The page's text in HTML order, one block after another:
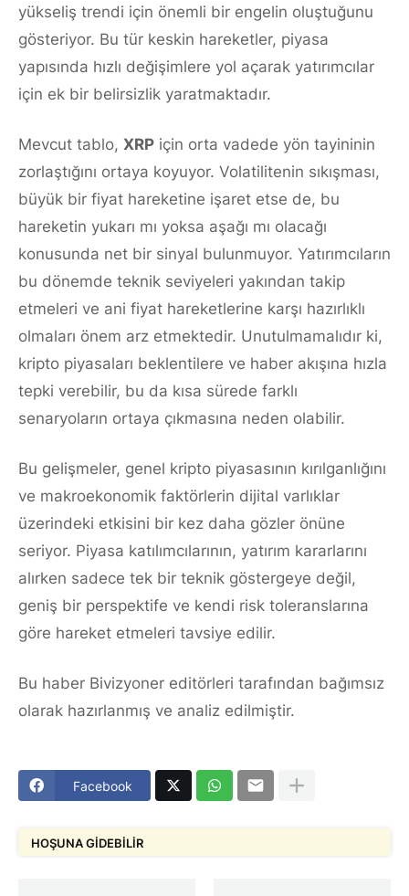
yükseliş trendi için önemli bir engelin oluştuğunu
gösteriyor. Bu tür keskin hareketler, piyasa
yapısında hızlı değişimlere yol açarak yatırımcılar
için ek bir belirsizlik yaratmaktadır.
Mevcut tablo, XRP için orta vadede yön tayininin
zorlaştığını ortaya koyuyor. Volatilitenin sıkışması,
büyük bir fiyat hareketine işaret etse de, bu
hareketin yukarı mı yoksa aşağı mı olacağı
konusunda net bir sinyal bulunmuyor. Yatırımcıların
bu dönemde teknik seviyeleri yakından takip
etmeleri ve ani fiyat hareketlerine karşı hazırlıklı
olmaları önem arz etmektedir. Unutulmamalıdır ki,
kripto piyasaları beklentilere ve haber akışına hızla
tepki verebilir, bu da kısa sürede farklı
senaryoların ortaya çıkmasına neden olabilir.
Bu gelişmeler, genel kripto piyasasının kırılganlığını
ve makroekonomik faktörlerin dijital varlıklar
üzerindeki etkisini bir kez daha gözler önüne
seriyor. Piyasa katılımcılarının, yatırım kararlarını
alırken sadece tek bir teknik göstergeye değil,
geniş bir perspektife ve kendi risk toleranslarına
göre hareket etmeleri tavsiye edilir.
Bu haber Bivizyoner editörleri tarafından bağımsız
olarak hazırlanmış ve analiz edilmiştir.
Facebook
HOŞUNA GIDEBILIR